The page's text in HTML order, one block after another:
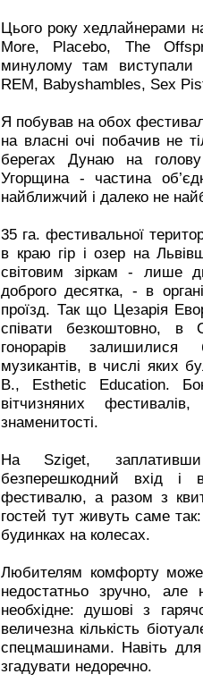
Цього року хедлайнерами
More, Placebo, The
минулому там
REM, Babyshambles, Sex
Я побував на обох
на власні очі побачив не
берегах Дунаю на
Угорщина - частина
найближчий і далеко не
35 га. фестивальної
в краю гір і озер на
світовим зіркам - лише
доброго десятка, - в
проїзд. Так що Цезарія
співати безкоштовно, в
гонорарів залишилися
музикантів, в числі яких
В., Esthetic Education.
вітчизняних
знаменитості.
На Sziget,
безперешкодний вхід і
фестивалю, а разом з
гостей тут живуть саме
будинках на колесах.
Любителям комфорту
недостатньо зручно,
необхідне: душові з
величезна кількість
спецмашинами. Навіть для
згадувати недоречно.